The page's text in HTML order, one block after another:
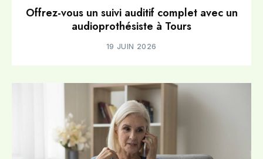
Offrez-vous un suivi auditif complet avec un
audioprothésiste à Tours
19 JUIN 2026